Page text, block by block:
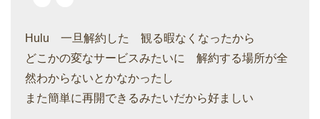
Hulu 一旦解約した 観る暇なくなったから
どこかの変なサービスみたいに 解約する場所が全
然わからないとかなかったし
また簡単に再開できるみたいだから好ましい